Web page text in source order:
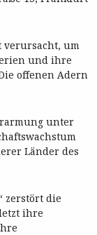
verursacht, um
und ihre
offenen Adern
unter
Länder des
zerstört die
ihre